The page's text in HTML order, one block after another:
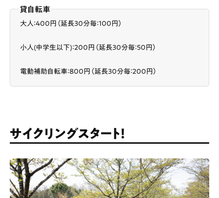
貸自転車
大人：400円（延長30分毎：100円）
小人(中学生以下)：200円（延長30分毎：50円）
電動補助自転車：800円（延長30分毎：200円）
サイクリングスタート！